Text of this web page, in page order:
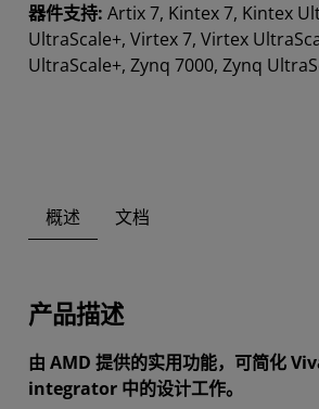
器件支持: Artix 7, Kintex 7, Kintex
UltraScale+, Virtex 7, Virtex
UltraScale+, Zynq 7000, Zynq
概述 文档
产品描述
由 AMD 提供的实用功能，可简化
integrator 中的设计工作。